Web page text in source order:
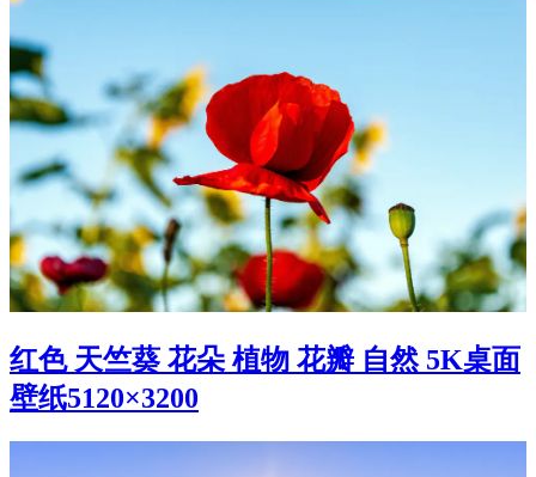
红色 天竺葵 花朵 植物 花瓣 自然 5K桌面
壁纸5120×3200